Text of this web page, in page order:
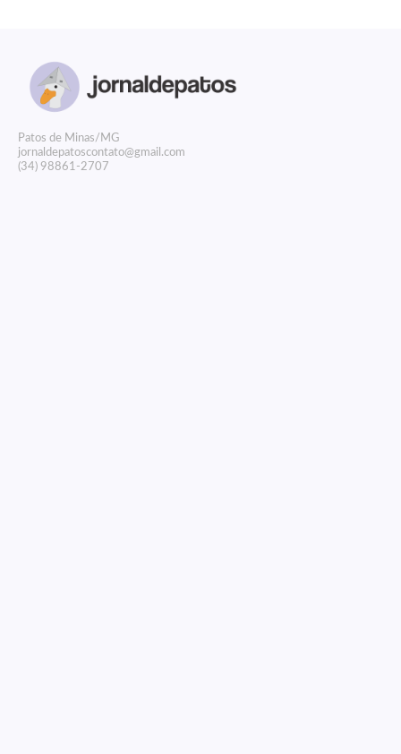
Patos de Minas/MG
jornaldepatoscontato@gmail.com
(34) 98861-2707